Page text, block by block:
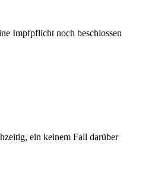
Impfpflicht noch beschlossen
ein keinem Fall darüber